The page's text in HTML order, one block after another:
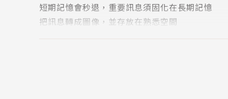
覺得自己變笨、記性變差，這可能都是真的！別
能提升各方面能力，用更少力氣，更容易成功。
你也可以像比爾蓋茲、記憶冠軍和高績效人士一
短期記憶會秒退，重要訊息須固化在長期記憶
把訊息轉成圖像，並存放在熟悉空間